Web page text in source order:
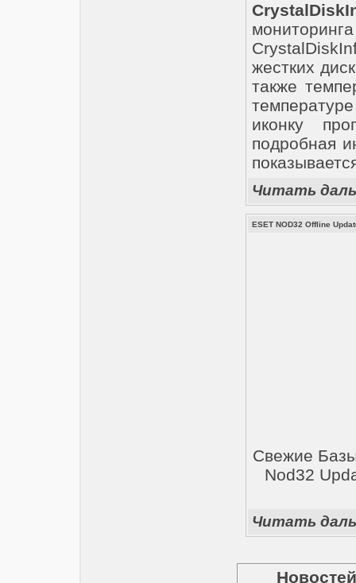
жестких
также
иконку
подробная
Читать
ESET NOD32 Offline
Свежие
Nod32
Читать